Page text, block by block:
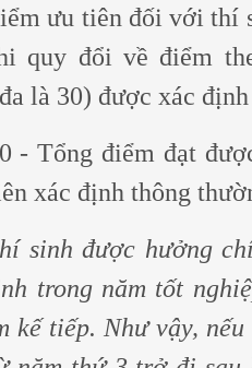
ưu tiên đối với thí
quy đổi về điểm
là 30) được xác
- Tổng điểm đạt
xác định thông
sinh được hưởng
trong năm tốt
kế tiếp. Như vậy,